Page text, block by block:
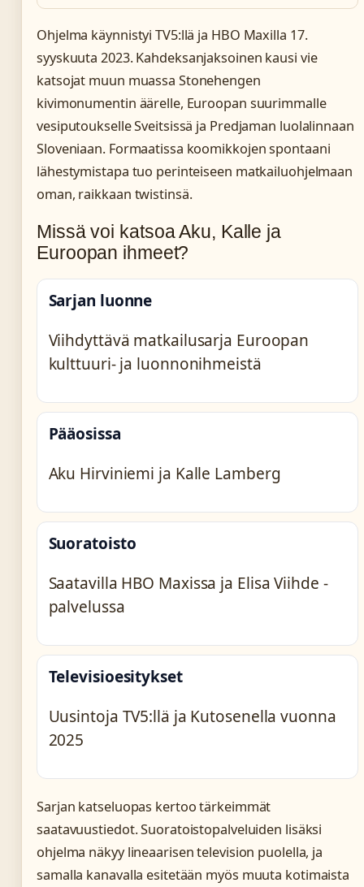
Ohjelma käynnistyi TV5:llä ja HBO Maxilla 17.
syyskuuta 2023. Kahdeksanjaksoinen kausi vie
katsojat muun muassa Stonehengen
kivimonumentin äärelle, Euroopan suurimmalle
vesiputoukselle Sveitsissä ja Predjaman luolalinnaan
Sloveniaan. Formaatissa koomikkojen spontaani
lähestymistapa tuo perinteiseen matkailuohjelmaan
oman, raikkaan twistinsä.
Missä voi katsoa Aku, Kalle ja
Euroopan ihmeet?
Sarjan luonne
Viihdyttävä matkailusarja Euroopan
kulttuuri- ja luonnonihmeistä
Pääosissa
Aku Hirviniemi ja Kalle Lamberg
Suoratoisto
Saatavilla HBO Maxissa ja Elisa Viihde -
palvelussa
Televisioesitykset
Uusintoja TV5:llä ja Kutosenella vuonna
2025
Sarjan katseluopas kertoo tärkeimmät
saatavuustiedot. Suoratoistopalveluiden lisäksi
ohjelma näkyy lineaarisen television puolella, ja
samalla kanavalla esitetään myös muuta kotimaista